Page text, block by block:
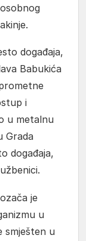
događaja,
Babukića
i
u metalnu
Grada
događaja,
je
u
smješten u